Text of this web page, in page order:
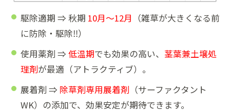
駆除適期 ⇒ 秋期 10月～12月 （雑草が大きくなる前
に防除・駆除‼）
使用薬剤 ⇒ 低温期でも効果の高い、 茎葉兼土壌処
理剤が最適（アトラクティブ）。
展着剤 ⇒ 除草剤専用展着剤 （サーファクタント
WK）の添加で、効果安定が期待できます。